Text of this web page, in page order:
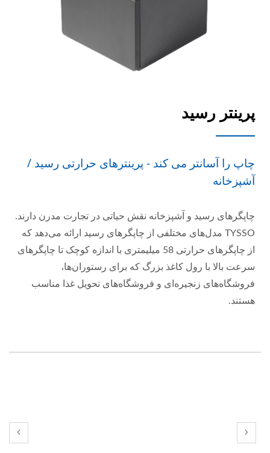
پرینتر رسید
چاپ را آسانتر می کند - پرینترهای حرارتی رسید /
آشپزخانه
چاپگرهای رسید و آشپزخانه نقش حیاتی در تجارت مدرن دارند.
TYSSO مدل‌های مختلفی از چاپگرهای رسید ارائه می‌دهد که
از چاپگرهای حرارتی 58 میلیمتری با اندازه کوچک تا چاپگرهای
سرعت بالا با رول کاغذ بزرگ که برای رستوران‌ها،
فروشگاه‌های زنجیره‌ای و فروشگاه‌های تحویل غذا مناسب
هستند.